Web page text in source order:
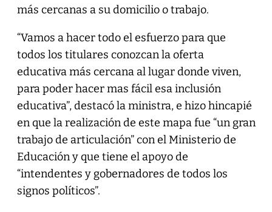
más cercanas a su domicilio o trabajo.
“Vamos a hacer todo el esfuerzo para que
todos los titulares conozcan la oferta
educativa más cercana al lugar donde viven,
para poder hacer mas fácil esa inclusión
educativa”, destacó la ministra, e hizo hincapié
en que la realización de este mapa fue “un gran
trabajo de articulación” con el Ministerio de
Educación y que tiene el apoyo de
“intendentes y gobernadores de todos los
signos políticos”.